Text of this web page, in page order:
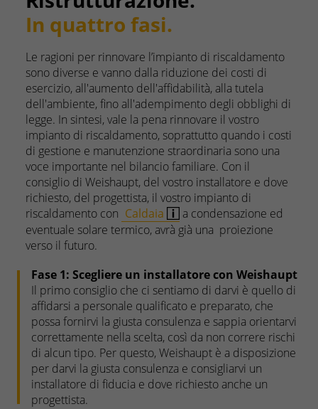
In quattro fasi.
Le ragioni per rinnovare l’impianto di riscaldamento
sono diverse e vanno dalla riduzione dei costi di
esercizio, all'aumento dell'affidabilità, alla tutela
dell'ambiente, fino all'adempimento degli obblighi di
legge. In sintesi, vale la pena rinnovare il vostro
impianto di riscaldamento, soprattutto quando i costi
di gestione e manutenzione straordinaria sono una
voce importante nel bilancio familiare. Con il
consiglio di Weishaupt, del vostro installatore e dove
richiesto, del progettista, il vostro impianto di
riscaldamento con Caldaia
a condensazione ed
eventuale solare termico, avrà già una proiezione
verso il futuro.
Fase 1: Scegliere un installatore con Weishaupt
Il primo consiglio che ci sentiamo di darvi è quello di
affidarsi a personale qualificato e preparato, che
possa fornirvi la giusta consulenza e sappia orientarvi
correttamente nella scelta, così da non correre rischi
di alcun tipo. Per questo, Weishaupt è a disposizione
per darvi la giusta consulenza e consigliarvi un
installatore di fiducia e dove richiesto anche un
progettista.